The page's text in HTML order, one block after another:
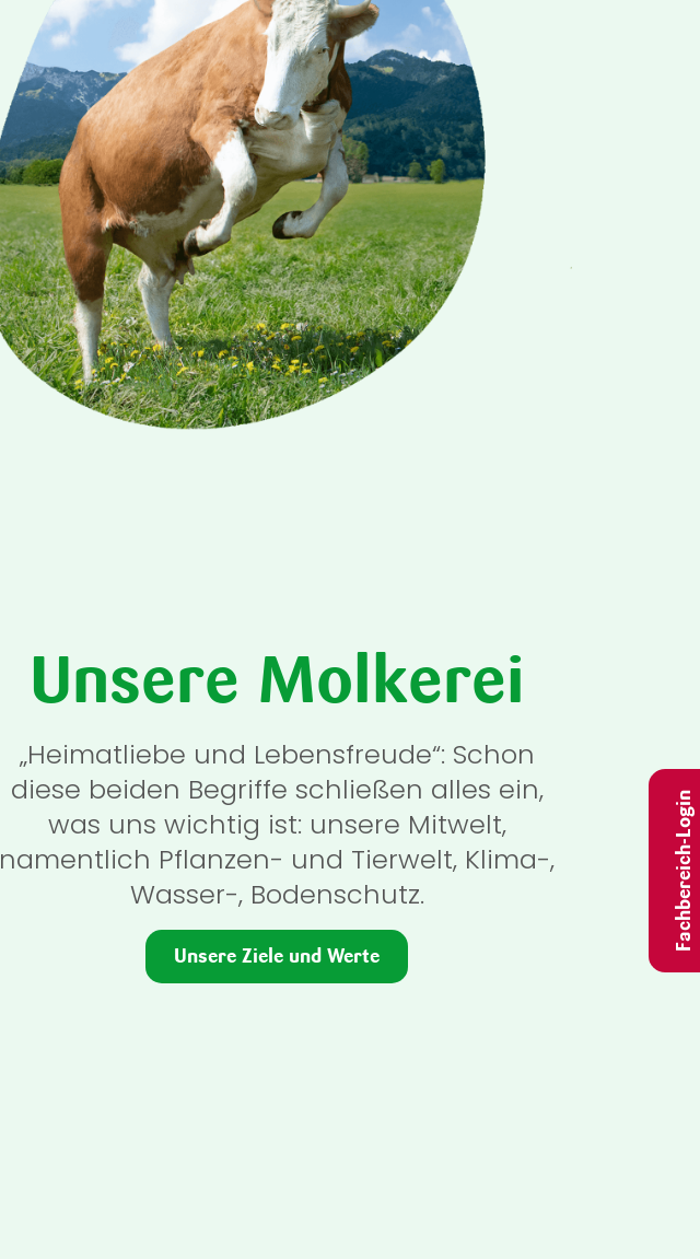
Unsere Molkerei
„Heimatliebe und Lebensfreude“: Schon
diese beiden Begriffe schließen alles ein,
was uns wichtig ist: unsere Mitwelt,
namentlich Pflanzen- und Tierwelt, Klima-,
Wasser-, Bodenschutz.
Unsere Ziele und Werte
Fachbereich-Login